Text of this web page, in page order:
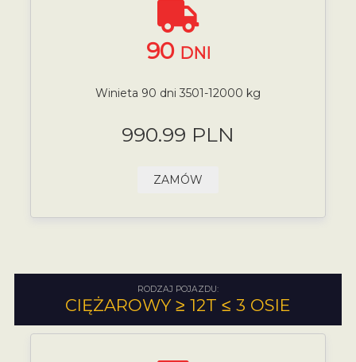
90 DNI
Winieta 90 dni 3501-12000 kg
990.99 PLN
ZAMÓW
RODZAJ POJAZDU:
CIĘŻAROWY ≥ 12T ≤ 3 OSIE